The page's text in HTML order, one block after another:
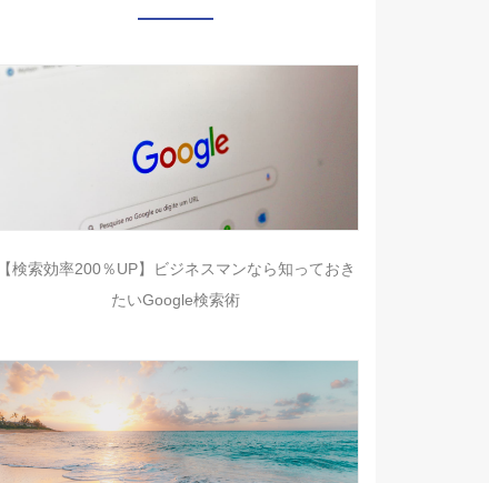
【検索効率200％UP】ビジネスマンなら知っておき
たいGoogle検索術